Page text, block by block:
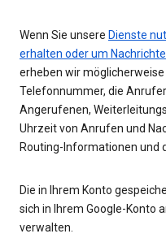
Wenn Sie unsere Dienste
erhalten oder um
erheben wir
Telefonnummer, die
Angerufenen,
Uhrzeit von Anrufen und
Routing-Informationen und
Die in Ihrem Konto
sich in Ihrem Google-Konto
verwalten.